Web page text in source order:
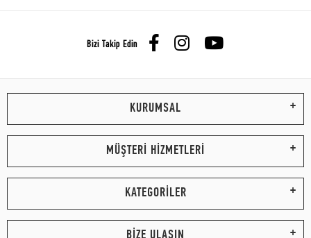
Bizi Takip Edin
KURUMSAL
MÜŞTERİ HİZMETLERİ
KATEGORİLER
BİZE ULAŞIN